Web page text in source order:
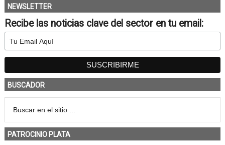
NEWSLETTER
Recibe las noticias clave del sector en tu email:
BUSCADOR
PATROCINIO PLATA